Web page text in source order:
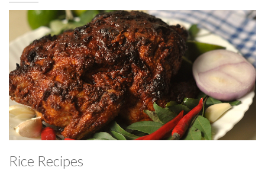
Rice Recipes